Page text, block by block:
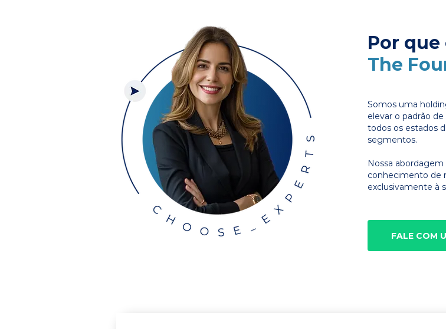
Por que
The
Somos uma
elevar o padrão
todos os estados
segmentos.
Nossa
conhecimento de
exclusivamente à
FALE COM